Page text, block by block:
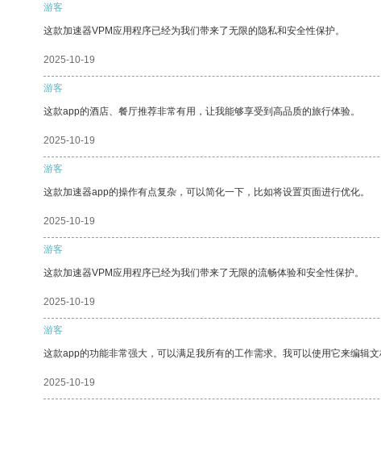
游客
这款加速器VPM应用程序已经为我们带来了无限的隐私和安全性保护。
2025-10-19
游客
这款app的酒店、餐厅推荐非常有用，让我能够享受到高品质的旅行体验。
2025-10-19
游客
这款加速器app的操作有点复杂，可以简化一下，比如将设置页面进行优化。
2025-10-19
游客
这款加速器VPM应用程序已经为我们带来了无限的流畅体验和安全性保护。
2025-10-19
游客
这款app的功能非常强大，可以满足我所有的工作需求。我可以使用它来编辑文
2025-10-19